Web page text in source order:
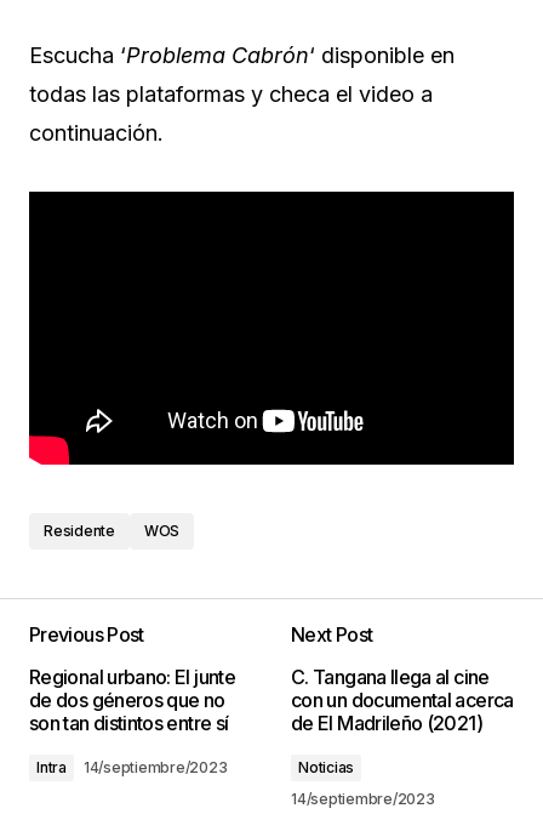
Escucha ‘Problema Cabrón‘ disponible en
todas las plataformas y checa el video a
continuación.
Residente WOS
Previous Post
Regional urbano: El junte
de dos géneros que no
son tan distintos entre sí
Intra 14/septiembre/2023
Next Post
C. Tangana llega al cine
con un documental acerca
de El Madrileño (2021)
Noticias
14/septiembre/2023